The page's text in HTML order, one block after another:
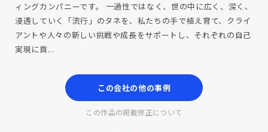
ィングカンパニーです。 一過性ではなく、世の中に広く、深く、
浸透していく「流行」のタネを、私たちの手で植え育て、クライ
アントや人々の新しい挑戦や成長をサポートし、それぞれの自己
実現に貢...
この会社の他の事例
この作品の掲載修正について